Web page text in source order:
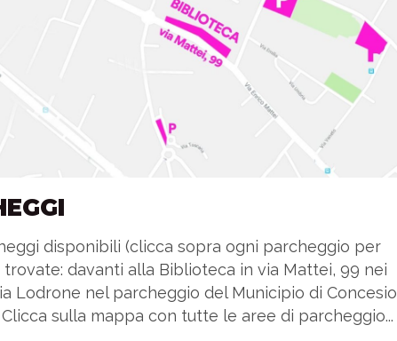
disponibili (clicca sopra ogni parcheggio per
davanti alla Biblioteca in via Mattei, 99 nei
Lodrone nel parcheggio del Municipio di Concesio
sulla mappa con tutte le aree di parcheggio...